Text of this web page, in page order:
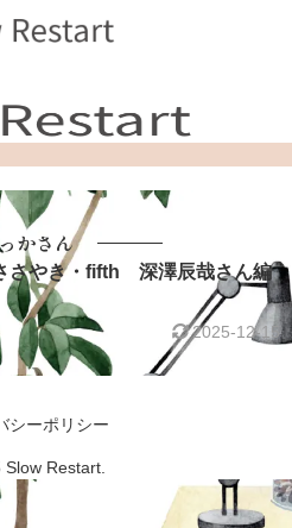
かさん
さやき・fifth 深澤辰哉さん編
2025-12-15
シーポリシー
Restart.